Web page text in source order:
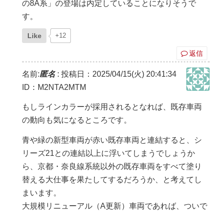
の8A系」の登場は内定していることになりそうで
す。
Like +12
返信
名前:匿名: 投稿日：2025/04/15(火) 20:41:34
ID：M2NTA2MTM
もしラインカラーが採用されるとなれば、既存車両
の動向も気になるところです。
青や緑の新型車両が赤い既存車両と連結すると、シ
リーズ21との連結以上に浮いてしまうでしょうか
ら、京都・奈良線系統以外の既存車両をすべて塗り
替える大仕事を果たしてするだろうか、と考えてし
まいます。
大規模リニューアル（A更新）車両であれば、ついで